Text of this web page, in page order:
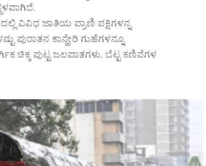
ವಿವಿಧ ಜಾತಿಯ ಪ್ರಾಣಿ ಪಕ್ಷಿಗಳನ್ನ
ಕಾನ್ಹೇರಿ ಗುಹೆಗಳನ್ನೂ
ಪುಟ್ಟ ಜಲಪಾತಗಳು, ಬೆಟ್ಟ ಕಣಿವೆಗಳ